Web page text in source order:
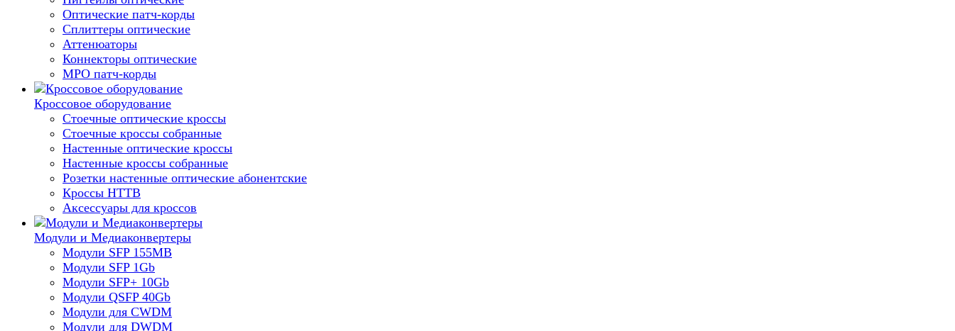
Оптические патч-корды
Сплиттеры оптические
Аттенюаторы
Коннекторы оптические
MPO патч-корды
Кроссовое оборудование
Стоечные оптические кроссы
Стоечные кроссы собранные
Настенные оптические кроссы
Настенные кроссы собранные
Розетки настенные оптические абонентские
Кроссы HTTB
Аксессуары для кроссов
Модули и Медиаконвертеры
Модули SFP 155MB
Модули SFP 1Gb
Модули SFP+ 10Gb
Модули QSFP 40Gb
Модули для CWDM
Модули для DWDM